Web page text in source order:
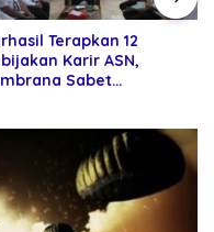
Terapkan 12
Karir ASN,
Sabet